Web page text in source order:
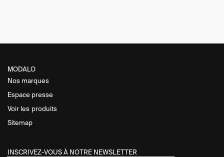
MODALO
Nos marques
Espace presse
Voir les produits
Sitemap
INSCRIVEZ-VOUS À NOTRE NEWSLETTER